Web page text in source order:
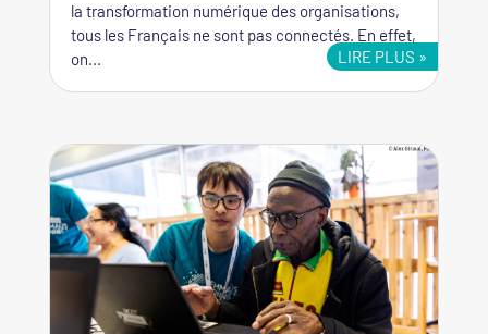
la transformation numérique des organisations,
tous les Français ne sont pas connectés. En effet,
on...
LIRE PLUS